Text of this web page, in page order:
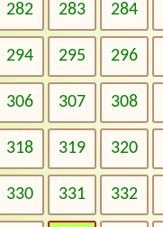
282 283 284
294 295 296
306 307 308
318 319 320
330 331 332